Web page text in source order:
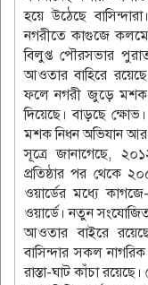
হয়ে উঠেছে
নগরীতে কাগুজে
বিলুপ্ত পৌরসভার
আওতার বাহিরে
ফলে নগরী জুড়ে মশক
দিয়েছে। বাড়ছে
মশক নিধন অভিযান
সূত্রে জানাগেছে,
প্রতিষ্ঠার পর থেকে
ওয়ার্ডের মধ্যে
ওয়ার্ডে। নতুন
আওতার বাইরে
বাসিন্দার সকল
রাস্তা-ঘাট কাঁচা